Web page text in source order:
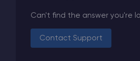
Can't find the answer you're
Contact Support